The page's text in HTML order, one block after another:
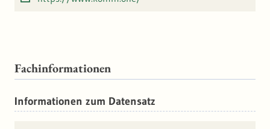
Fachinformationen
Informationen zum Datensatz